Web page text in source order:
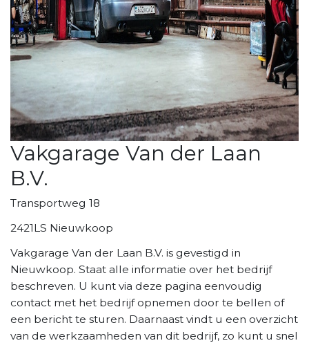
Vakgarage Van der Laan
B.V.
Transportweg 18
2421LS Nieuwkoop
Vakgarage Van der Laan B.V. is gevestigd in
Nieuwkoop. Staat alle informatie over het bedrijf
beschreven. U kunt via deze pagina eenvoudig
contact met het bedrijf opnemen door te bellen of
een bericht te sturen. Daarnaast vindt u een overzicht
van de werkzaamheden van dit bedrijf, zo kunt u snel